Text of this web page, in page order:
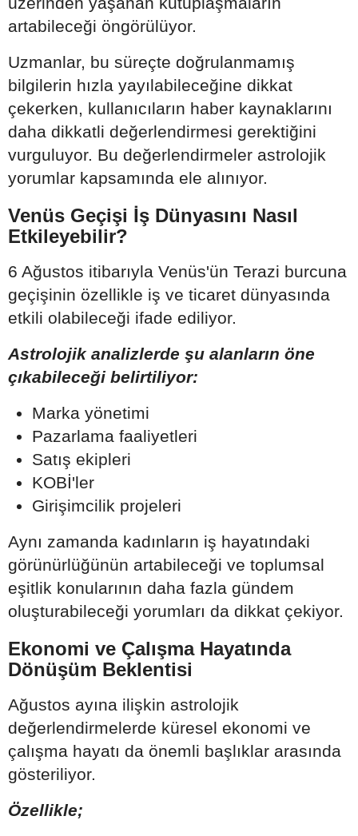
artabileceği öngörülüyor.
Uzmanlar, bu süreçte doğrulanmamış
bilgilerin hızla yayılabileceğine dikkat
çekerken, kullanıcıların haber kaynaklarını
daha dikkatli değerlendirmesi gerektiğini
vurguluyor. Bu değerlendirmeler astrolojik
yorumlar kapsamında ele alınıyor.
Venüs Geçişi İş Dünyasını Nasıl
Etkileyebilir?
6 Ağustos itibarıyla Venüs'ün Terazi burcuna
geçişinin özellikle iş ve ticaret dünyasında
etkili olabileceği ifade ediliyor.
Astrolojik analizlerde şu alanların öne
çıkabileceği belirtiliyor:
Marka yönetimi
Pazarlama faaliyetleri
Satış ekipleri
KOBİ'ler
Girişimcilik projeleri
Aynı zamanda kadınların iş hayatındaki
görünürlüğünün artabileceği ve toplumsal
eşitlik konularının daha fazla gündem
oluşturabileceği yorumları da dikkat çekiyor.
Ekonomi ve Çalışma Hayatında
Dönüşüm Beklentisi
Ağustos ayına ilişkin astrolojik
değerlendirmelerde küresel ekonomi ve
çalışma hayatı da önemli başlıklar arasında
gösteriliyor.
Özellikle;